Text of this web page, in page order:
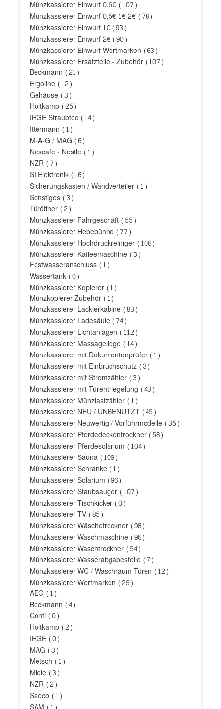
Münzkassierer Einwurf 0,5€ (107)
Münzkassierer Einwurf 0,5€ 1€ 2€ (78)
Münzkassierer Einwurf 1€ (93)
Münzkassierer Einwurf 2€ (90)
Münzkassierer Einwurf Wertmarken (63)
Münzkassierer Ersatzteile - Zubehör (107)
Beckmann (21)
Ergoline (12)
Gehäuse (3)
Holtkamp (25)
IHGE Straubtec (14)
Ittermann (1)
M-A-G / MAG (6)
Nescafe - Nestle (1)
NZR (7)
SI Elektronik (16)
Sicherungskasten / Wandverteiler (1)
Sonstiges (3)
Türöffner (2)
Münzkassierer Fahrgeschäft (55)
Münzkassierer Hebebühne (77)
Münzkassierer Hochdruckreiniger (106)
Münzkassierer Kaffeemaschine (3)
Festwasseranschluss (1)
Wassertank (0)
Münzkassierer Kopierer (1)
Münzkopierer Zubehör (1)
Münzkassierer Lackierkabine (83)
Münzkassierer Ladesäule (74)
Münzkassierer Lichtanlagen (112)
Münzkassierer Massageliege (14)
Münzkassierer mit Dokumentenprüfer (1)
Münzkassierer mit Einbruchschutz (3)
Münzkassierer mit Stromzähler (3)
Münzkassierer mit Türentriegelung (43)
Münzkassierer Münzlastzähler (1)
Münzkassierer NEU / UNBENUTZT (45)
Münzkassierer Neuwertig / Vorführmodelle (35)
Münzkassierer Pferdedeckentrockner (58)
Münzkassierer Pferdesolarium (104)
Münzkassierer Sauna (109)
Münzkassierer Schranke (1)
Münzkassierer Solarium (96)
Münzkassierer Staubsauger (107)
Münzkassierer Tischkicker (0)
Münzkassierer TV (85)
Münzkassierer Wäschetrockner (98)
Münzkassierer Waschmaschine (96)
Münzkassierer Waschtrockner (54)
Münzkassierer Wasserabgabestelle (7)
Münzkassierer WC / Waschraum Türen (12)
Münzkassierer Wertmarken (25)
AEG (1)
Beckmann (4)
Conti (0)
Holtkamp (2)
IHGE (0)
MAG (3)
Metsch (1)
Miele (3)
NZR (2)
Saeco (1)